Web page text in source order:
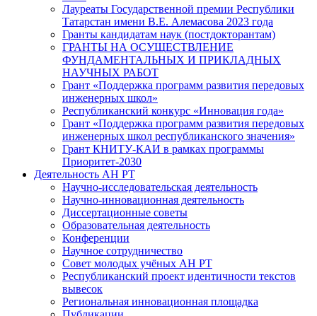
Лауреаты Государственной премии Республики
Татарстан имени В.Е. Алемасова 2023 года
Гранты кандидатам наук (постдокторантам)
ГРАНТЫ НА ОСУЩЕСТВЛЕНИЕ
ФУНДАМЕНТАЛЬНЫХ И ПРИКЛАДНЫХ
НАУЧНЫХ РАБОТ
Грант «Поддержка программ развития передовых
инженерных школ»
Республиканский конкурс «Инновация года»
Грант «Поддержка программ развития передовых
инженерных школ республиканского значения»
Грант КНИТУ-КАИ в рамках программы
Приоритет-2030
Деятельность АН РТ
Научно-исследовательская деятельность
Научно-инновационная деятельность
Диссертационные советы
Образовательная деятельность
Конференции
Научное сотрудничество
Совет молодых учёных АН РТ
Республиканский проект идентичности текстов
вывесок
Региональная инновационная площадка